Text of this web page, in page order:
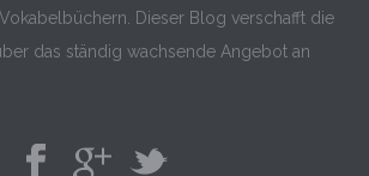
Dieser Blog verschafft die
das ständig wachsende Angebot an